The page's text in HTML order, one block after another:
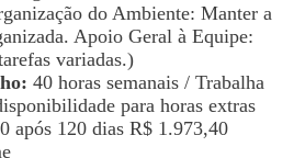
do Ambiente: Manter a
Apoio Geral à Equipe:
variadas.)
40 horas semanais / Trabalha
para horas extras
após 120 dias R$ 1.973,40